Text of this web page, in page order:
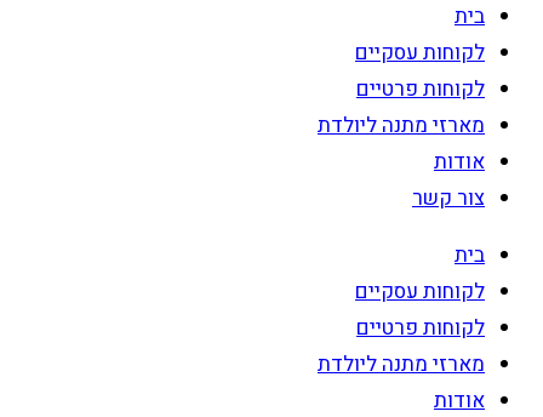
בית
לקוחות עסקיים
לקוחות פרטיים
מארזי מתנה ליולדת
אודות
צור קשר
בית
לקוחות עסקיים
לקוחות פרטיים
מארזי מתנה ליולדת
אודות